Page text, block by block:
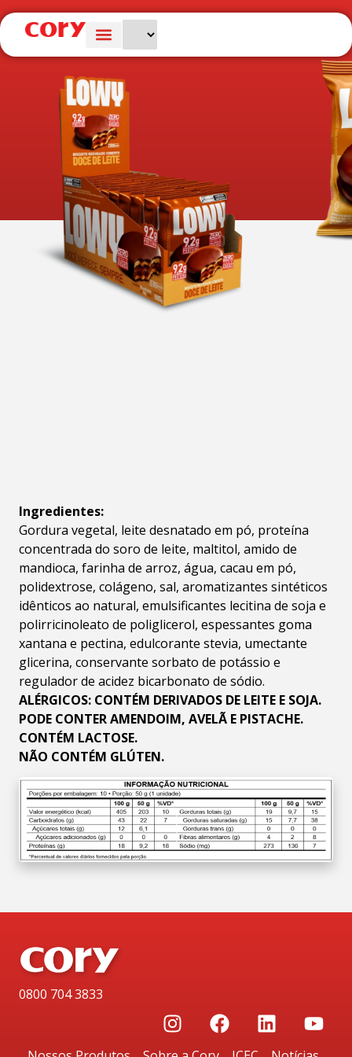
Ingredientes:
Gordura vegetal, leite desnatado em pó, proteína
concentrada do soro de leite, maltitol, amido de
mandioca, farinha de arroz, água, cacau em pó,
polidextrose, colágeno, sal, aromatizantes sintéticos
idênticos ao natural, emulsificantes lecitina de soja e
polirricinoleato de poliglicerol, espessantes goma
xantana e pectina, edulcorante stevia, umectante
glicerina, conservante sorbato de potássio e
regulador de acidez bicarbonato de sódio.
ALÉRGICOS: CONTÉM DERIVADOS DE LEITE E SOJA.
PODE CONTER AMENDOIM, AVELÃ E PISTACHE.
CONTÉM LACTOSE.
NÃO CONTÉM GLÚTEN.
0800 704 3833